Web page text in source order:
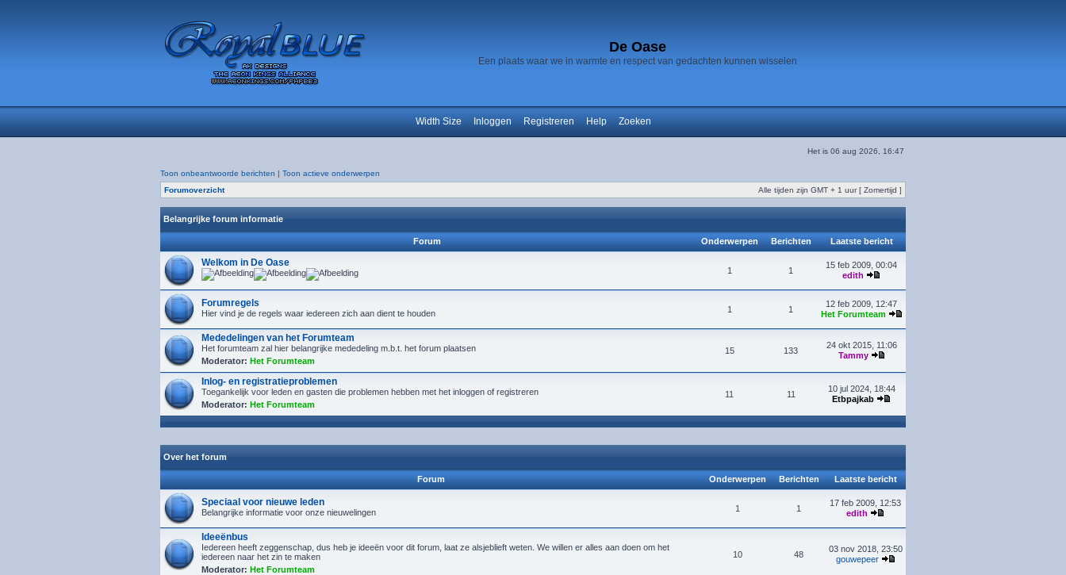
De Oase
Een plaats waar we in warmte en respect van gedachten kunnen wisselen
Width Size Inloggen Registreren Help Zoeken
Het is 06 aug 2026, 16:47
Toon onbeantwoorde berichten | Toon actieve onderwerpen
Forumoverzicht
Alle tijden zijn GMT + 1 uur [ Zomertijd ]
Belangrijke forum informatie
Forum Onderwerpen Berichten Laatste bericht
Welkom in De Oase
1 1
15 feb 2009, 00:04
edith
Forumregels
Hier vind je de regels waar iedereen zich aan dient te houden 1 1
12 feb 2009, 12:47
Het Forumteam
Mededelingen van het Forumteam
Het forumteam zal hier belangrijke mededeling m.b.t. het forum plaatsen
Moderator: Het Forumteam
15 133
24 okt 2015, 11:06
Tammy
Inlog- en registratieproblemen
Toegankelijk voor leden en gasten die problemen hebben met het inloggen of registreren
Moderator: Het Forumteam
11 11
10 jul 2024, 18:44
Etbpajkab
Over het forum
Forum Onderwerpen Berichten Laatste bericht
Speciaal voor nieuwe leden
Belangrijke informatie voor onze nieuwelingen 1 1
17 feb 2009, 12:53
edith
Ideeënbus
Iedereen heeft zeggenschap, dus heb je ideeën voor dit forum, laat ze alsjeblieft weten. We willen er alles aan doen om het
iedereen naar het zin te maken
Moderator: Het Forumteam
10 48
03 nov 2018, 23:50
gouwepeer